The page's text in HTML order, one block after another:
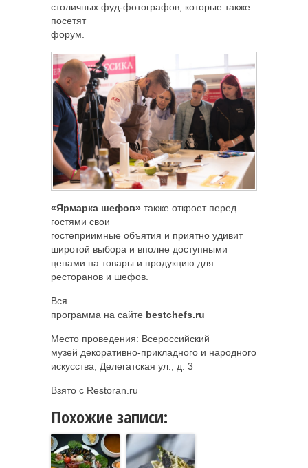
столичных фуд-фотографов, которые также
посетят
форум.
«Ярмарка шефов» также откроет перед
гостями свои
гостеприимные объятия и приятно удивит
широтой выбора и вполне доступными
ценами на товары и продукцию для
ресторанов и шефов.
Вся
программа на сайте bestchefs.ru
Место проведения: Всероссийский
музей декоративно-прикладного и народного
искусства, Делегатская ул., д. 3
Взято с Restoran.ru
Похожие записи: